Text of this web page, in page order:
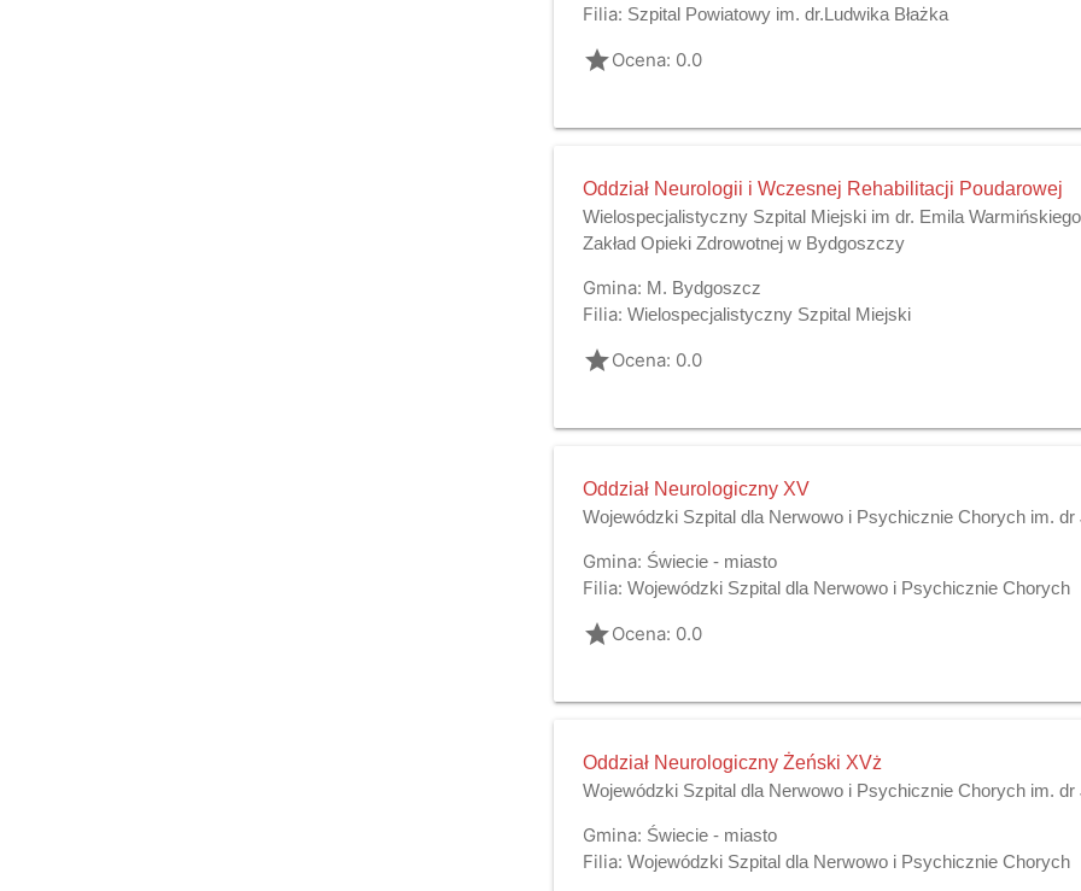
Filia: Szpital Powiatowy im. dr.Ludwika Błażka
gradeOcena: 0.0
Oddział Neurologii i Wczesnej Rehabilitacji Poudarowej
Wielospecjalistyczny Szpital Miejski im dr. Emila
Zakład Opieki Zdrowotnej w Bydgoszczy
Gmina: M. Bydgoszcz
Filia: Wielospecjalistyczny Szpital Miejski
gradeOcena: 0.0
Oddział Neurologiczny XV
Wojewódzki Szpital dla Nerwowo i Psychicznie Chorych im.
Gmina: Świecie - miasto
Filia: Wojewódzki Szpital dla Nerwowo i Psychicznie Chorych
gradeOcena: 0.0
Oddział Neurologiczny Żeński XVż
Wojewódzki Szpital dla Nerwowo i Psychicznie Chorych im.
Gmina: Świecie - miasto
Filia: Wojewódzki Szpital dla Nerwowo i Psychicznie Chorych